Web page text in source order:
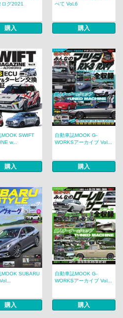
ログ2021
購入
べて Vol.6
購入
MOOK SWIFT
w...
購入
自動車誌MOOK G-
WORKSアーカイブ Vol...
購入
MOOK SUBARU
購入
自動車誌MOOK G-
WORKSアーカイブ Vol...
購入